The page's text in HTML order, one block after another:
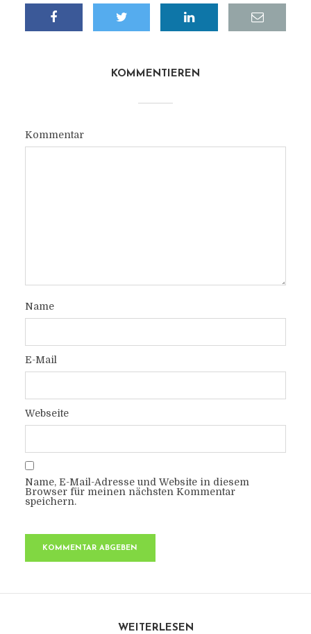
KOMMENTIEREN
Kommentar
Name
E-Mail
Webseite
Name, E-Mail-Adresse und Website in diesem
Browser für meinen nächsten Kommentar
speichern.
WEITERLESEN